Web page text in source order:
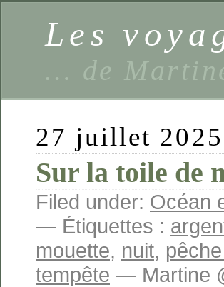
Les
… de
27 juillet 2025
Sur la toile de
Filed under: Océan
— Étiquettes :
mouette, nuit,
tempête — Martine